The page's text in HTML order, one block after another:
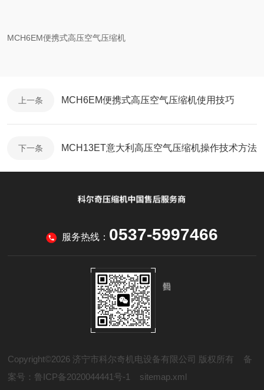
MCH6EM便携式高压空气压缩机
上一条 MCH6EM便携式高压空气压缩机使用技巧
下一条 MCH13ET意大利高压空气压缩机操作技术方法
服务热线： 0537-5997466
Copyright©2026 济宁市科尔奇机电设备有限公司 版权所有 备
案号：鲁ICP备2020044441号-1
sitemap.xml